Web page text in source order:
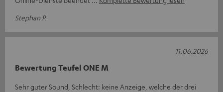
Stephan P.
Bewertung Teufel ONE M
Sehr guter Sound, Schlecht: keine Anzeige, welche der drei
11.06.2026